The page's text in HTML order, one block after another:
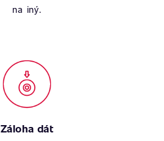
na iný.
Záloha dát